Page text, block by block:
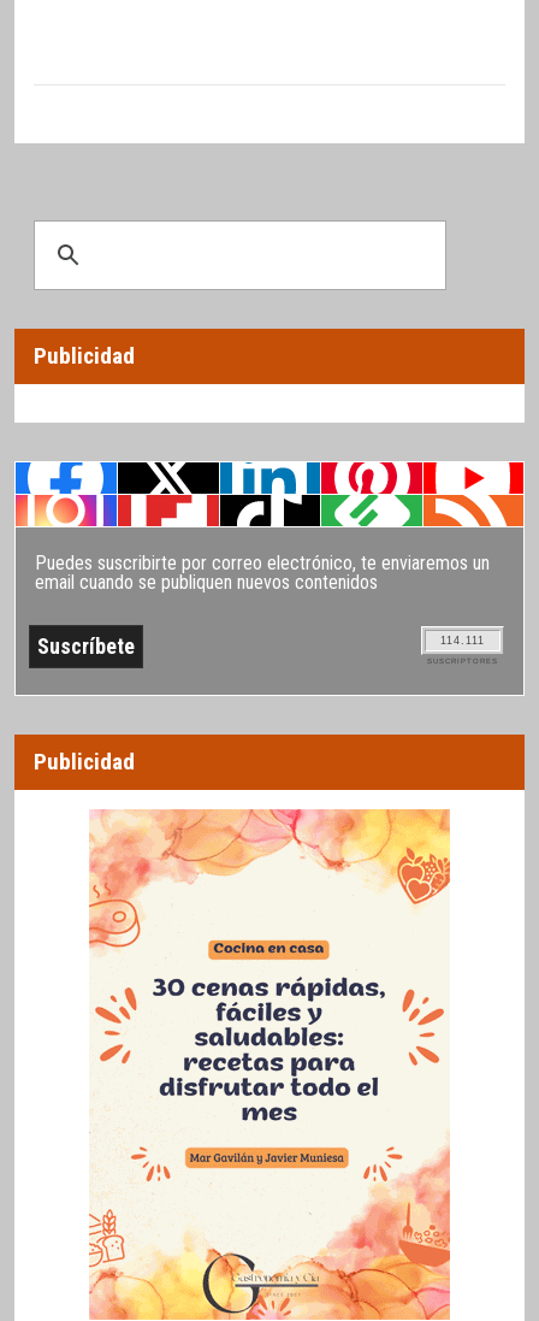
Publicidad
Puedes suscribirte por correo electrónico, te enviaremos un
email cuando se publiquen nuevos contenidos
114.111
SUSCRIPTORES
Publicidad